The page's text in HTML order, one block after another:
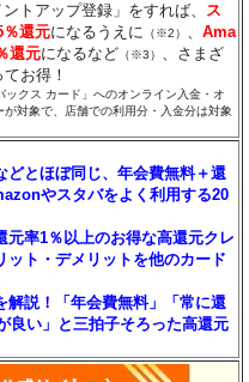
トアップ登録」をすれば、 ス
％還元になるうえに （※2） 、Ama
還元になるなど （※3） 、さまざ
お得！
クス カード」へのオンライン入金・オ
対象で、店舗での利用分・入金分は対象
どとほぼ同じ、年会費無料＋還
やスタバをよく利用する20
元率1％以上のお得な高還元クレ
ット・デメリットを他のカード
解説！「年会費無料」「常に還
良い」と三拍子そろった高還元